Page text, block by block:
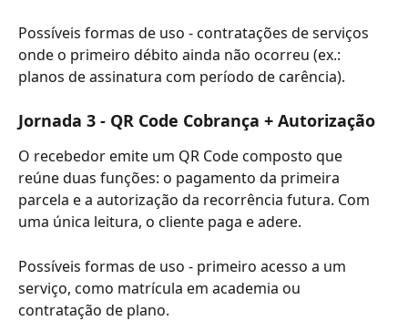
Possíveis formas de uso - contratações de serviços
onde o primeiro débito ainda não ocorreu (ex.:
planos de assinatura com período de carência).
Jornada 3 - QR Code Cobrança + Autorização
O recebedor emite um QR Code composto que
reúne duas funções: o pagamento da primeira
parcela e a autorização da recorrência futura. Com
uma única leitura, o cliente paga e adere.
Possíveis formas de uso - primeiro acesso a um
serviço, como matrícula em academia ou
contratação de plano.